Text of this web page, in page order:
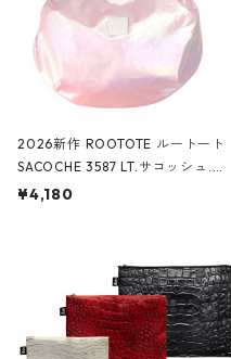
2026新作 ROOTOTE ルートート
SACOCHE 3587 LT.サコッシュ.ル
ミエ-B ショルダーバッグ グロスピ
¥4,180